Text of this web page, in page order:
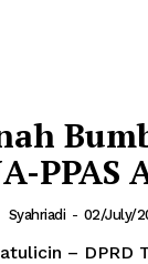
PPAS
Syahriadi - 02/July/
– DPRD